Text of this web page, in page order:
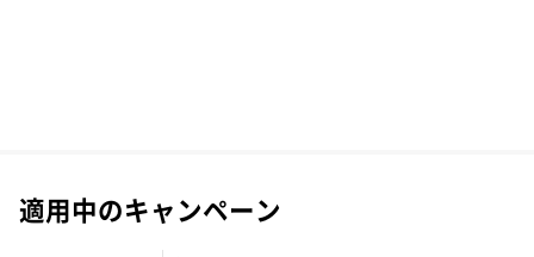
適用中のキャンペーン